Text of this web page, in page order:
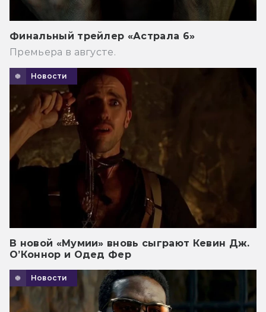
Финальный трейлер «Астрала 6»
Премьера в августе.
Новости
В новой «Мумии» вновь сыграют Кевин Дж.
О’Коннор и Одед Фер
Новости